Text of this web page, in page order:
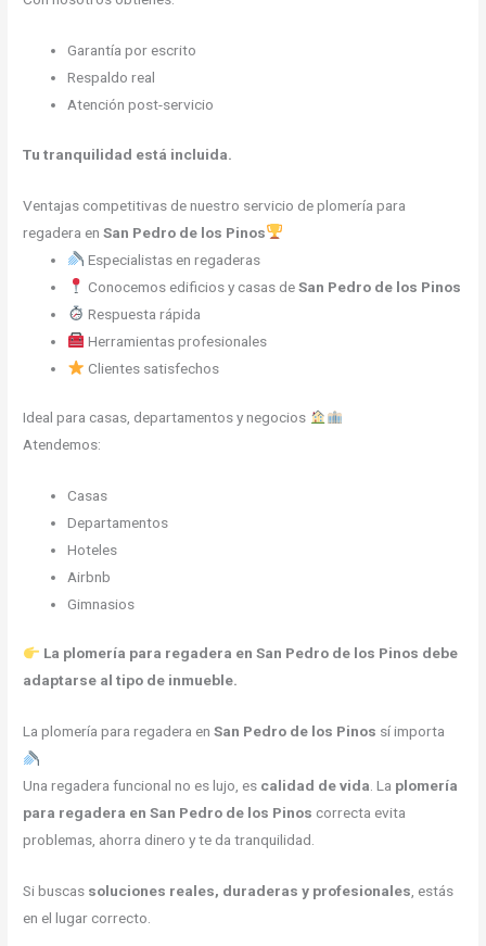
Garantía por escrito
Respaldo real
Atención post-servicio
Tu tranquilidad está incluida.
Ventajas competitivas de nuestro servicio de plomería para
regadera enSan Pedro de los Pinos
Especialistas en regaderas
Conocemos edificios y casas deSan Pedro de los Pinos
Respuesta rápida
Herramientas profesionales
Clientes satisfechos
Ideal para casas, departamentos y negocios
Atendemos:
Casas
Departamentos
Hoteles
Airbnb
Gimnasios
La plomería para regadera en San Pedro de los Pinos debe
adaptarse al tipo de inmueble.
La plomería para regadera enSan Pedro de los Pinos sí importa
Una regadera funcional no es lujo, es calidad de vida. La plomería
para regadera en San Pedro de los Pinos correcta evita
problemas, ahorra dinero y te da tranquilidad.
Si buscas soluciones reales, duraderas y profesionales, estás
en el lugar correcto.